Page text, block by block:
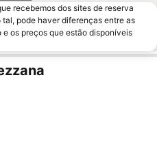
recebemos dos sites de reserva
pode haver diferenças entre as
os preços que estão disponíveis